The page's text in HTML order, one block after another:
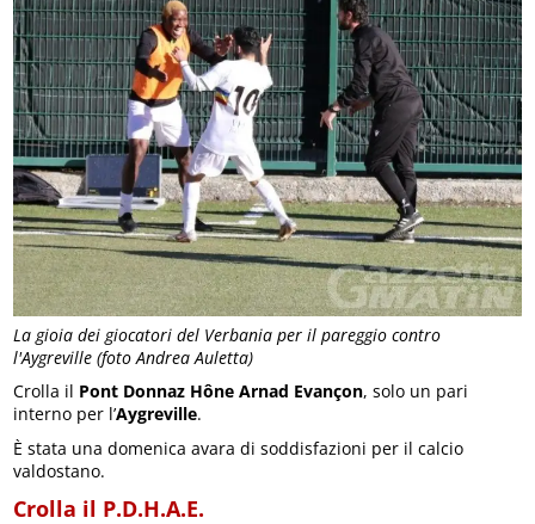
La gioia dei giocatori del Verbania per il pareggio contro
l'Aygreville (foto Andrea Auletta)
Crolla il Pont Donnaz Hône Arnad Evançon, solo un pari
interno per l’Aygreville.
È stata una domenica avara di soddisfazioni per il calcio
valdostano.
Crolla il P.D.H.A.E.